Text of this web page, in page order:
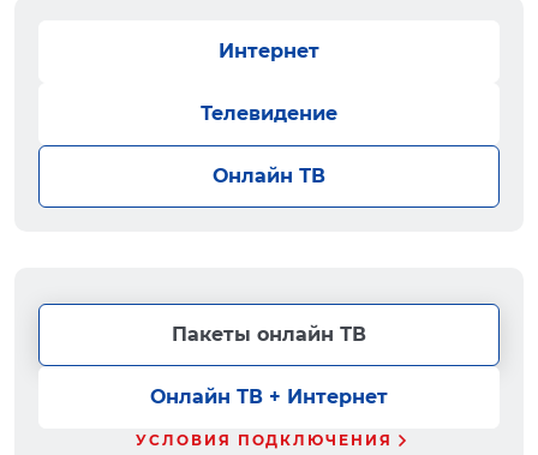
Интернет
Телевидение
Онлайн ТВ
Пакеты онлайн ТВ
Онлайн ТВ + Интернет
УСЛОВИЯ ПОДКЛЮЧЕНИЯ